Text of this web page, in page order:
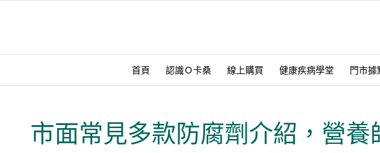
首頁 認識Ｏ卡桑 線上購買 健康疾病學堂 門市據
市面常見多款防腐劑介紹，營養